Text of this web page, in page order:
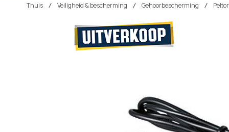
Thuis veiligheid & bescherming Gehoorbescherming